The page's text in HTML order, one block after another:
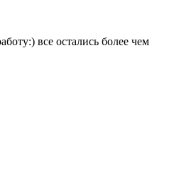
все остались более чем